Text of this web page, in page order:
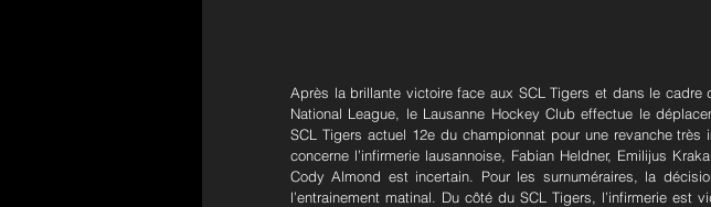
Après la brillante victoire face aux SCL Tigers et dans le cadre
National League, le Lausanne Hockey Club effectue le
SCL Tigers actuel 12e du championnat pour une revanche
concerne l’infirmerie lausannoise, Fabian Heldner, Emilijus
Cody Almond est incertain. Pour les surnuméraires, la
l’entrainement matinal. Du côté du SCL Tigers, l’infirmerie est